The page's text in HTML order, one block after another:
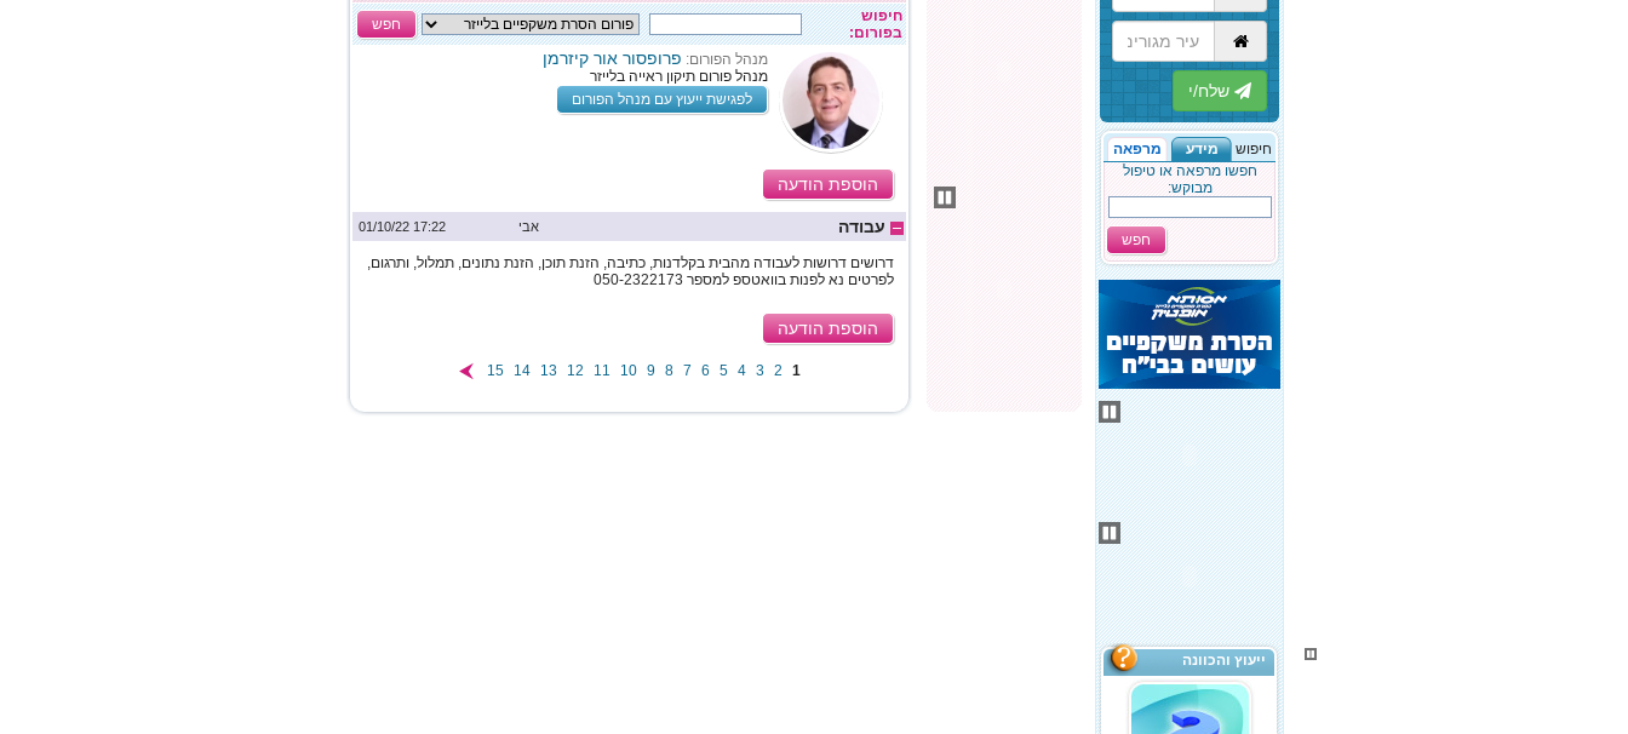
הבא
חיפוש מידע
מרפאה
חפשו מרפאה או טיפול
מבוקש:
חפש
ייעוץ והכוונה
חפש
חיפוש
בפורום:
מנהל הפורום: פרופסור אור קיזרמן
מנהל פורום תיקון ראייה בלייזר
לפגישת ייעוץ עם מנהל הפורום
הוספת הודעה
17:22 01/10/22 אבי עבודה
דרושים דרושות לעבודה מהבית בקלדנות, כתיבה, הזנת תוכן, הזנת נתונים, תמלול, ותרגום,
לפרטים נא לפנות בוואטספ למספר 050-2322173
הוספת הודעה
1
2
3
4
5
6
7
8
9
10
11
12
13
14
15